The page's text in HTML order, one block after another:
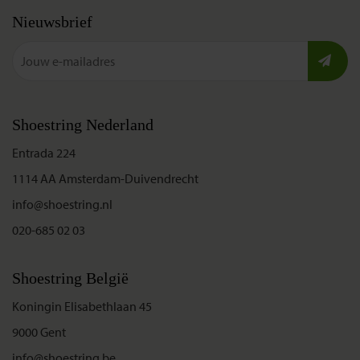
Nieuwsbrief
Shoestring Nederland
Entrada 224
1114 AA Amsterdam-Duivendrecht
info@shoestring.nl
020-685 02 03
Shoestring België
Koningin Elisabethlaan 45
9000 Gent